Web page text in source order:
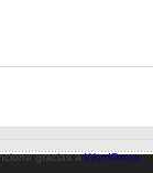
gracias aWordPress